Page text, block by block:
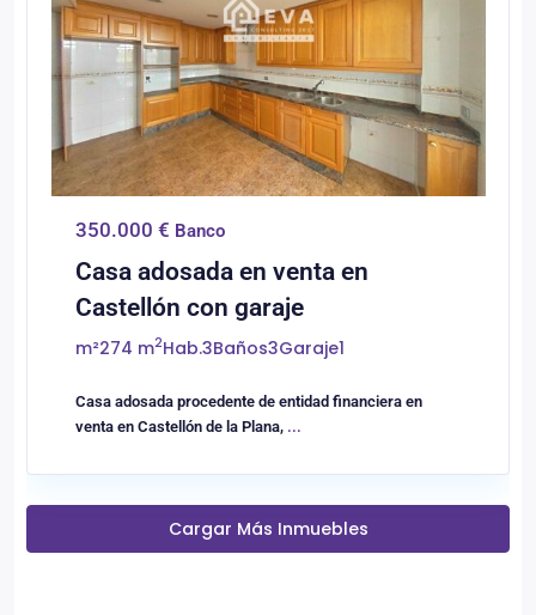
350.000 € Banco
Casa adosada en venta en
Castellón con garaje
m²274 m2Hab.3Baños3Garaje1
Casa adosada procedente de entidad financiera en
venta en Castellón de la Plana, ...
Cargar Más Inmuebles